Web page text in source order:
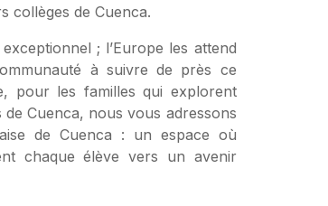
collèges de Cuenca.
; l’Europe les attend
à suivre de près ce
pour les familles qui explorent
Cuenca, nous vous adressons
de Cuenca : un espace où
chaque élève vers un avenir